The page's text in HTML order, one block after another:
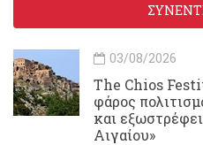
03/08/2026
Τhe Chios
φάρος
και
Αιγαίου»